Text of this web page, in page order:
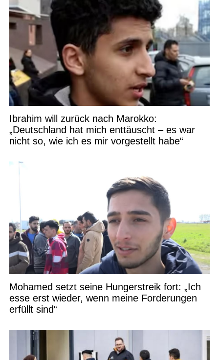
Ibrahim will zurück nach Marokko:
„Deutschland hat mich enttäuscht – es war
nicht so, wie ich es mir vorgestellt habe“
Mohamed setzt seine Hungerstreik fort: „Ich
esse erst wieder, wenn meine Forderungen
erfüllt sind“